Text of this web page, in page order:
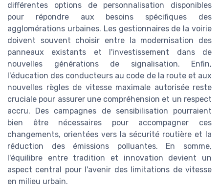
différentes options de personnalisation disponibles
pour répondre aux besoins spécifiques des
agglomérations urbaines. Les gestionnaires de la voirie
doivent souvent choisir entre la modernisation des
panneaux existants et l'investissement dans de
nouvelles générations de signalisation. Enfin,
l'éducation des conducteurs au code de la route et aux
nouvelles règles de vitesse maximale autorisée reste
cruciale pour assurer une compréhension et un respect
accru. Des campagnes de sensibilisation pourraient
bien être nécessaires pour accompagner ces
changements, orientées vers la sécurité routière et la
réduction des émissions polluantes. En somme,
l'équilibre entre tradition et innovation devient un
aspect central pour l'avenir des limitations de vitesse
en milieu urbain.